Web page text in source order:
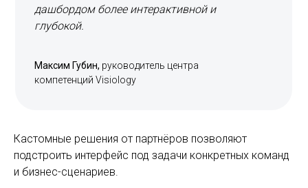
дашбордом более интерактивной и
глубокой.
Максим Губин, руководитель центра
компетенций Visiology
Кастомные решения от партнёров позволяют
подстроить интерфейс под задачи конкретных команд
и бизнес-сценариев.